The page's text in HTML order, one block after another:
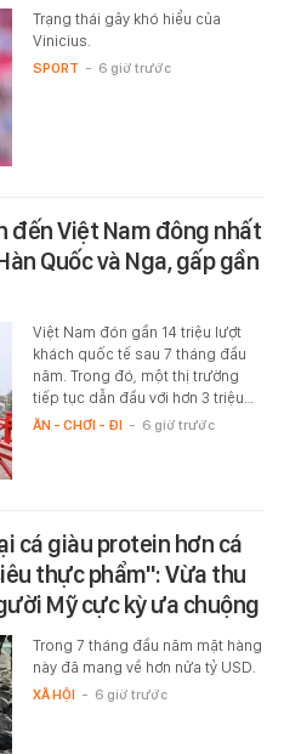
Trạng thái gây khó hiểu của
Vinicius.
SPORT - 6 giờ trước
đến Việt Nam đông nhất
Quốc và Nga, gấp gần
Việt Nam đón gần 14 triệu lượt
khách quốc tế sau 7 tháng đầu
năm. Trong đó, một thị trường
tiếp tục dẫn đầu với hơn 3 triệu…
ĂN - CHƠI - ĐI - 6 giờ trước
cá giàu protein hơn cá
thực phẩm": Vừa thu
Mỹ cực kỳ ưa chuộng
Trong 7 tháng đầu năm mặt hàng
này đã mang về hơn nửa tỷ USD.
XÃ HỘI - 6 giờ trước